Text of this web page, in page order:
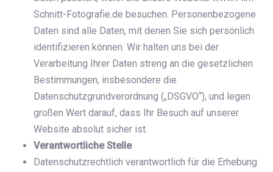
Schnitt-Fotografie.de besuchen. Personenbezogene
Daten sind alle Daten, mit denen Sie sich persönlich
identifizieren können. Wir halten uns bei der
Verarbeitung Ihrer Daten streng an die gesetzlichen
Bestimmungen, insbesondere die
Datenschutzgrundverordnung („DSGVO“), und legen
großen Wert darauf, dass Ihr Besuch auf unserer
Website absolut sicher ist.
Verantwortliche Stelle
Datenschutzrechtlich verantwortlich für die Erhebung